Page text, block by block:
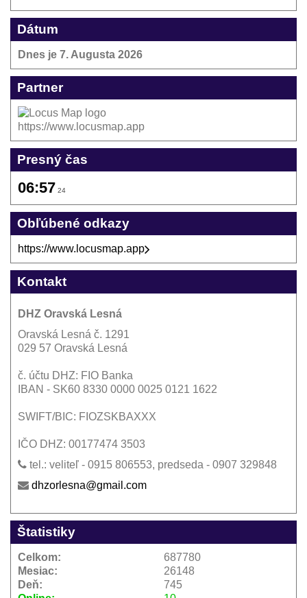
Dátum
Dnes je 7. Augusta 2026
Partner
https://www.locusmap.app
Presný čas
06:57 24
Obľúbené odkazy
https://www.locusmap.app
Kontakt
DHZ Oravská Lesná
Oravská Lesná č. 1291
029 57 Oravská Lesná
č. účtu DHZ: FIO Banka
IBAN - SK60 8330 0000 0025 0121 1622
SWIFT/BIC: FIOZSKBAXXX
IČO DHZ: 00177474 3503
tel.: veliteľ - 0915 806553, predseda - 0907 329848
dhzorlesna@gmail.com
Štatistiky
Celkom:
687780
Mesiac:
26148
Deň:
745